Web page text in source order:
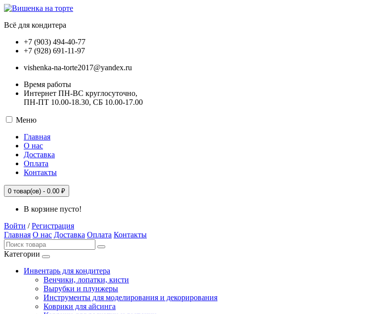
Всё для кондитера
+7 (903) 494-40-77
+7 (928) 691-11-97
vishenka-na-torte2017@yandex.ru
Время работы
Интернет ПН-ВС круглосуточно,
ПН-ПТ 10.00-18.30, СБ 10.00-17.00
Меню
Главная
О нас
Доставка
Оплата
Контакты
0 товар(ов) - 0.00 ₽
В корзине пусто!
Войти /Регистрация
Главная О нас Доставка Оплата Контакты
Категории
Инвентарь для кондитера
Венчики, лопатки, кисти
Вырубки и плунжеры
Инструменты для моделирования и декорирования
Коврики для айсинга